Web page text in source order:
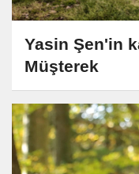
Yasin Şen'in
Müşterek